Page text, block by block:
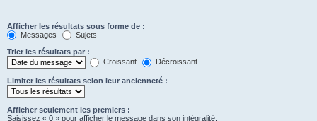
Afficher les résultats sous forme de :
Messages
Sujets
Trier les résultats par :
Croissant
Décroissant
Limiter les résultats selon leur ancienneté :
Afficher seulement les premiers :
Saisissez « 0 » pour afficher le message dans son intégralité.